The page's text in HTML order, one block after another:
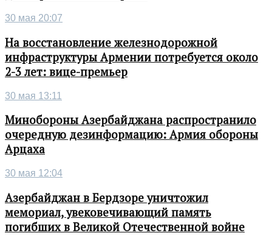
30 мая 20:07
На восстановление железнодорожной
инфраструктуры Армении потребуется около
2-3 лет: вице-премьер
30 мая 13:11
Минобороны Азербайджана распространило
очередную дезинформацию: Армия обороны
Арцаха
30 мая 12:04
Азербайджан в Бердзоре уничтожил
мемориал, увековечивающий память
погибших в Великой Отечественной войне